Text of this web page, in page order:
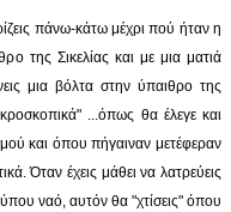
πάνω-κάτω μέχρι πού ήταν η
της Σικελίας και με μια ματιά
μια βόλτα στην ύπαιθρο της
...όπως θα έλεγε και
και όπου πήγαιναν μετέφεραν
Όταν έχεις μάθει να λατρεύεις
ναό, αυτόν θα "χτίσεις" όπου